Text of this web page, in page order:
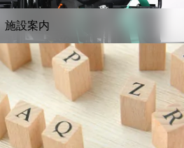
施設案内